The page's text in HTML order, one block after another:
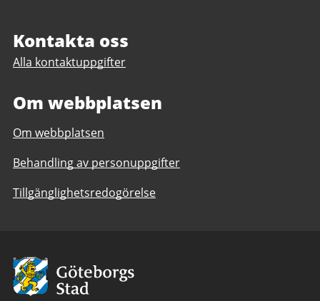
Kontakta oss
Alla kontaktuppgifter
Om webbplatsen
Om webbplatsen
Behandling av personuppgifter
Tillgänglighetsredogörelse
Avsändare